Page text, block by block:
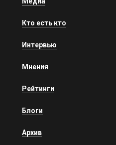
Кто есть кто
Интервью
Мнения
Рейтинги
Блоги
Архив